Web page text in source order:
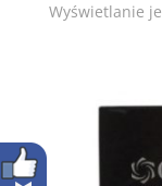
Wyświetlanie